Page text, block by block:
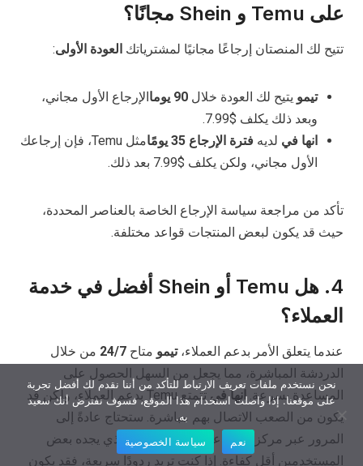
على Temu و Shein مجانًا؟
تتيح لك المنصتان إرجاعًا مجانيًا لمشترياتك العودة الأولى:
تيمو يتيح لك العودة خلال 90 يوما
الإرجاع الأول مجاني،
وبعد ذلك يكلف $7.99.
انها في لديه فترة الإرجاع 35 يومًا
مثل Temu، فإن إرجاعك
الأول مجاني، ولكن يكلف $7.99 بعد ذلك.
تأكد من مراجعة سياسة الإرجاع الخاصة بالعناصر المحددة،
حيث قد يكون لبعض المنتجات قواعد مختلفة.
4. هل Temu أو Shein أفضل في خدمة
العملاء؟
عندما يتعلق الأمر بدعم العملاء،تيمو متاح 24/7 من خلال
الدردشة المباشرة، مما يجعل من السهل الحصول على
المساعدة بسرعة.انها في
تتمتع Temu بدعم العملاء، ولكن قد
يكون من الصعب الاتصال بهم مباشرة. ستحتاج عادةً إلى
المرور عبر مركز المساعدة الخاص بهم، والذي يجده بعض
المستخدمين أقل كفاءة. إذا كنت تريد ردودًا سريعة، فقد يكون
نحن نستخدم ملفات تعريف الارتباط للتأكد من أننا نقدم لك أفضل تجربة
على موقعنا. إذا واصلت استخدام هذا الموقع، فسوف نفترض أنك سعيد
به.
نعم
سياسة الخصوصية